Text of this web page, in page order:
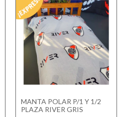
MANTA POLAR P/1 Y 1/2
PLAZA RIVER GRIS